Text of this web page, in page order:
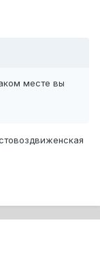
месте вы